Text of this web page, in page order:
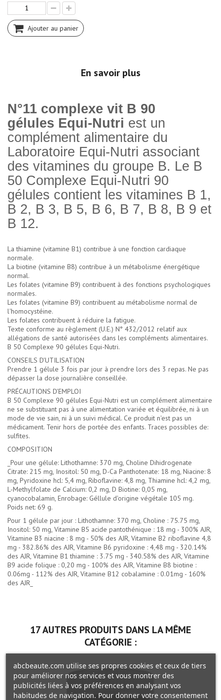
Ajouter au panier
En savoir plus
N°11 complexe vit B 90
gélules Equi-Nutri est un
complément alimentaire du
Laboratoire Equi-Nutri associant
des vitamines du groupe B. Le B
50 Complexe Equi-Nutri 90
gélules contient les vitamines B 1,
B 2, B 3, B 5, B 6, B 7, B 8, B 9 et
B 12.
La thiamine (vitamine B1) contribue à une fonction cardiaque
normale.
La biotine (vitamine B8) contribue à un métabolisme énergétique
normal.
Les folates (vitamine B9) contribuent à des fonctions psychologiques
normales.
Les folates (vitamine B9) contribuent au métabolisme normal de
l'homocystéine.
Les folates contribuent à réduire la fatigue.
Texte conforme au règlement (U.E.) N° 432/2012 relatif aux
allégations de santé autorisées dans les compléments alimentaires.
B 50 Complexe 90 gélules Equi-Nutri.
CONSEILS D'UTILISATION
Prendre 1 gélule 3 fois par jour à prendre lors des 3 repas. Ne pas
dépasser la dose journalière conseillée.
PRÉCAUTIONS D'EMPLOI
B 50 Complexe 90 gélules Equi-Nutri est un complément alimentaire
ne se substituant pas à une alimentation variée et équilibrée, ni à un
mode de vie sain, ni à un suivi médical. Ce produit n'est pas un
médicament. Tenir hors de portée des enfants. Traces possibles de:
sulfites.
COMPOSITION
_Pour une gélule: Lithothamne: 370 mg, Choline Dihidrogenate
Citrate: 215 mg, Inositol: 50 mg, D-Ca Panthotenate: 18 mg, Niacine: 8
mg, Pyridoxine hcl: 5,4 mg, Riboflavine: 4,8 mg, Thiamine hcl: 4,2 mg,
L-Methylfolate de Calcium: 0,2 mg, D Biotine: 0,05 mg,
cyanocobalamin, Enrobage: Géllule d'origine végétale 105 mg.
Poids net: 69 g.
Pour 1 gélule par jour : Lithothamne: 370 mg, Choline : 75.75 mg,
Inositol: 50 mg, Vitamine B5 acide pantothénique : 18 mg - 300% AJR,
Vitamine B3 niacine : 8 mg - 50% des AJR, Vitamine B2 riboflavine 4,8
mg - 382.86% des AJR, Vitamine B6 pyridoxine : 4,48 mg - 320.14%
des AJR, Vitamine B1 thiamine : 3.75 mg - 340.58% des AJR, Vitamine
B9 acide folique : 0,20 mg - 100% des AJR, Vitamine B8 biotine :
0.06mg - 112% des AJR, Vitamine B12 cobalamine : 0.01mg - 160%
des AJR_
17 AUTRES PRODUITS DANS LA MÊME
CATÉGORIE :
abcbeaute.com utilise ses propres cookies et ceux de tiers
pour améliorer nos services et vous montrer des
publicités liées à vos préférences en analysant vos
habitudes de navigation. Pour donner votre consentement